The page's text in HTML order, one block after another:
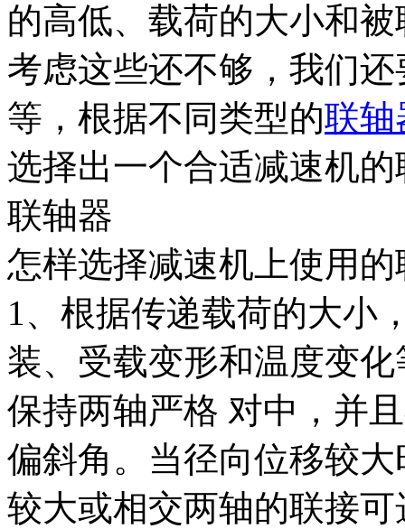
的高低、载荷的大小和
考虑这些还不够，我们
等，根据不同类型的联轴
选择出一个合适减速机
联轴器
怎样选择减速机上使用
1、根据传递载荷的大小
装、受载变形和温度变
保持两轴严格 对中，并
偏斜角。当径向位移较
较大或相交两轴的联接